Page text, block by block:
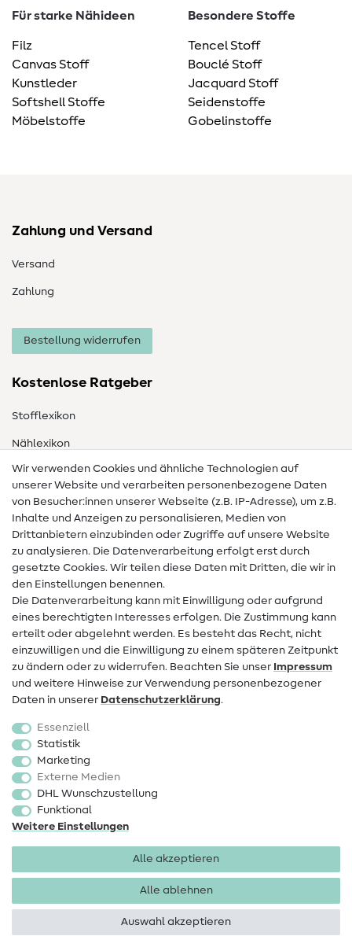
Für starke Nähideen
Filz
Canvas Stoff
Kunstleder
Softshell Stoffe
Möbelstoffe
Besondere Stoffe
Tencel Stoff
Bouclé Stoff
Jacquard Stoff
Seidenstoffe
Gobelinstoffe
Zahlung und Versand
Versand
Zahlung
Bestellung widerrufen
Kostenlose Ratgeber
Stofflexikon
Nählexikon
Nähanleitungen
Hilfe & Kontakt
Kontakt
Infos zum Betreiberwechsel
Widerrufsrecht
Beliebt
Stoffe
Sale
Schnittmuster
Wir verwenden Cookies und ähnliche Technologien auf
unserer Website und verarbeiten personenbezogene Daten
von Besucher:innen unserer Webseite (z.B. IP-Adresse), um z.B.
Inhalte und Anzeigen zu personalisieren, Medien von
Drittanbietern einzubinden oder Zugriffe auf unsere Website
zu analysieren. Die Datenverarbeitung erfolgt erst durch
gesetzte Cookies. Wir teilen diese Daten mit Dritten, die wir in
den Einstellungen benennen.
Die Datenverarbeitung kann mit Einwilligung oder aufgrund
eines berechtigten Interesses erfolgen. Die Zustimmung kann
erteilt oder abgelehnt werden. Es besteht das Recht, nicht
einzuwilligen und die Einwilligung zu einem späteren Zeitpunkt
zu ändern oder zu widerrufen. Beachten Sie unser Impressum
und weitere Hinweise zur Verwendung personenbezogener
Daten in unserer Daten­schutz­erklärung.
Essenziell
Statistik
Marketing
Externe Medien
DHL Wunschzustellung
Funktional
Weitere Einstellungen
Alle akzeptieren
Alle ablehnen
Auswahl akzeptieren
Impressum Datenschutz
AGB
Copyright 2026 SewIY GmbH